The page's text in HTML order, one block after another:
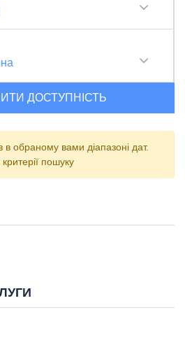
ДОСТУПНІСТЬ
в обраному вами діапазоні дат.
пошуку